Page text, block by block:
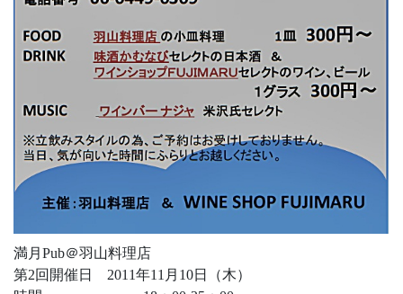
満月Pub＠羽山料理店
第2回開催日 2011年11月10日（木）